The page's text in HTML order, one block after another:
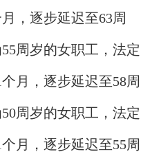
，逐步延迟至63周
周岁的女职工，法定
月，逐步延迟至58周
周岁的女职工，法定
月，逐步延迟至55周